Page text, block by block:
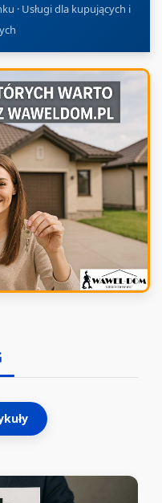
· Usługi dla kupujących i